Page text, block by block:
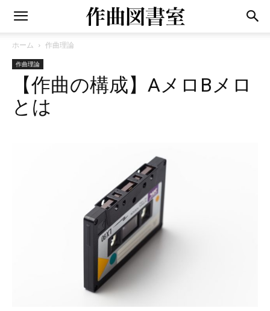
ホーム 作曲理論
作曲理論
【作曲の構成】AメロBメロ
とは